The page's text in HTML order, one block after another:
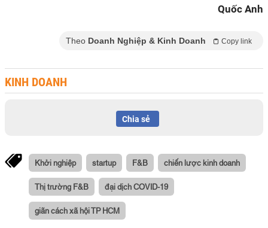
Quốc Anh
Theo Doanh Nghiệp & Kinh Doanh Copy link
KINH DOANH
Chia sẻ
Khởi nghiệp startup F&B chiến lược kinh doanh
Thị trường F&B đại dịch COVID-19
giãn cách xã hội TP HCM